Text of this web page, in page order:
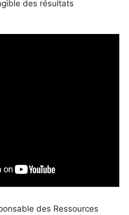
des résultats
des Ressources